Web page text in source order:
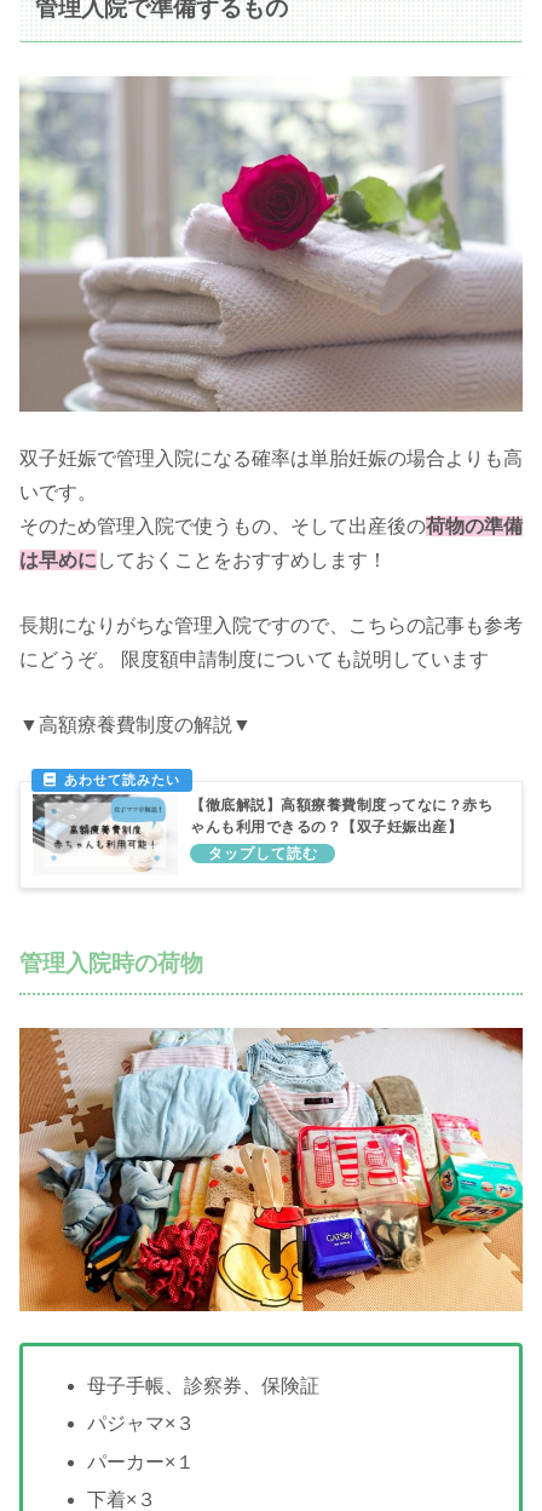
管理入院で準備するもの
双子妊娠で管理入院になる確率は単胎妊娠の場合よりも高
いです。
そのため管理入院で使うもの、そして出産後の荷物の準備
は早めに しておくことをおすすめします！
長期になりがちな管理入院ですので、こちらの記事も参考
にどうぞ。 限度額申請制度についても説明しています
▼高額療養費制度の解説▼
【徹底解説】高額療養費制度ってなに？赤ち
ゃんも利用できるの？【双子妊娠出産】
管理入院時の荷物
母子手帳、診察券、保険証
パジャマ×３
パーカー×１
下着×３